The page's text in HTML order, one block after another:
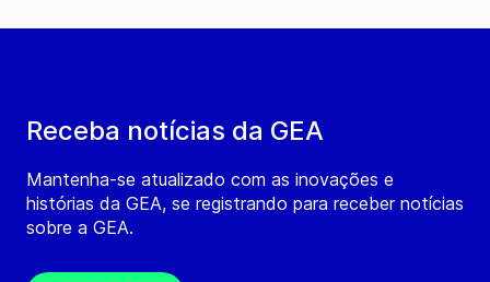
Receba notícias da GEA
Mantenha-se atualizado com as inovações e
histórias da GEA, se registrando para receber notícias
sobre a GEA.